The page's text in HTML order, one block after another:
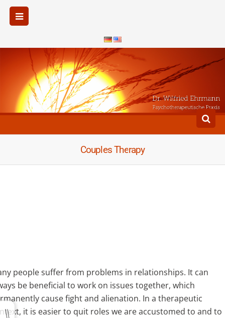
Couples Therapy
people suffer from problems in relationships. It can
be beneficial to work on issues together, which
cause fight and alienation. In a therapeutic
it is easier to quit roles we are accustomed to and to